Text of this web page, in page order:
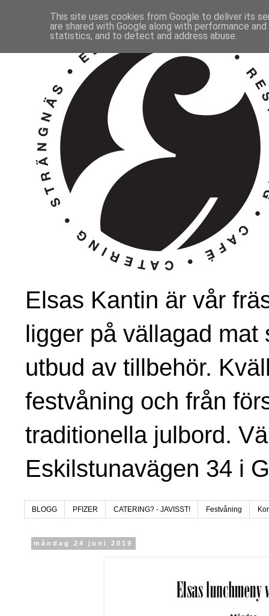
Elsas Kantin är vår
ligger på vällagad
utbud av tillbehör.
festvåning och från
traditionella julbord.
Eskilstunavägen 34 i
BLOGG PFIZER CATERING? - JAVISST! Festvåning
måndag 24 juni 2019
This site uses cookies from Google to deliver its
are shared with Google along with performance
statistics, and to detect and address abuse.